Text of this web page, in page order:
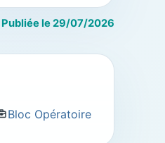
Publiée le 29/07/2026
Bloc Opératoire